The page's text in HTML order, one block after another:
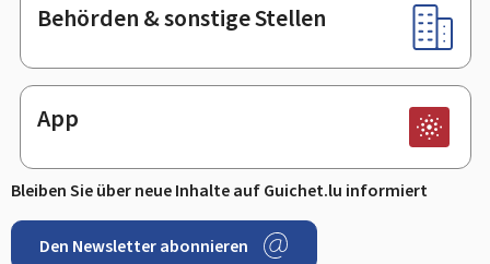
Behörden & sonstige Stellen
App
Bleiben Sie über neue Inhalte auf Guichet.lu informiert
Den Newsletter abonnieren